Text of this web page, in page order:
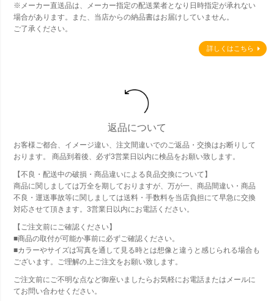
※メーカー直送品は、メーカー指定の配送業者となり日時指定が承れない
場合があります。また、当店からの納品書はお届けしていません。
ご了承ください。
詳しくはこちら
返品について
お客様ご都合、イメージ違い、注文間違いでのご返品・交換はお断りして
おります。 商品到着後、必ず3営業日以内に検品をお願い致します。
【不良・配送中の破損・商品違いによる良品交換について】
商品に関しましては万全を期しておりますが、万が一、商品間違い・商品
不良・運送事故等に関しましては送料・手数料を当店負担にて早急に交換
対応させて頂きます。3営業日以内にお電話ください。
【ご注文前にご確認ください】
■商品の取付が可能か事前に必ずご確認ください。
■カラーやサイズは写真を通して見る時とは想像と違うと感じられる場合も
ございます。ご理解の上ご注文をお願い致します。
ご注文前にご不明な点など御座いましたらお気軽にお電話またはメールに
てお問い合わせください。